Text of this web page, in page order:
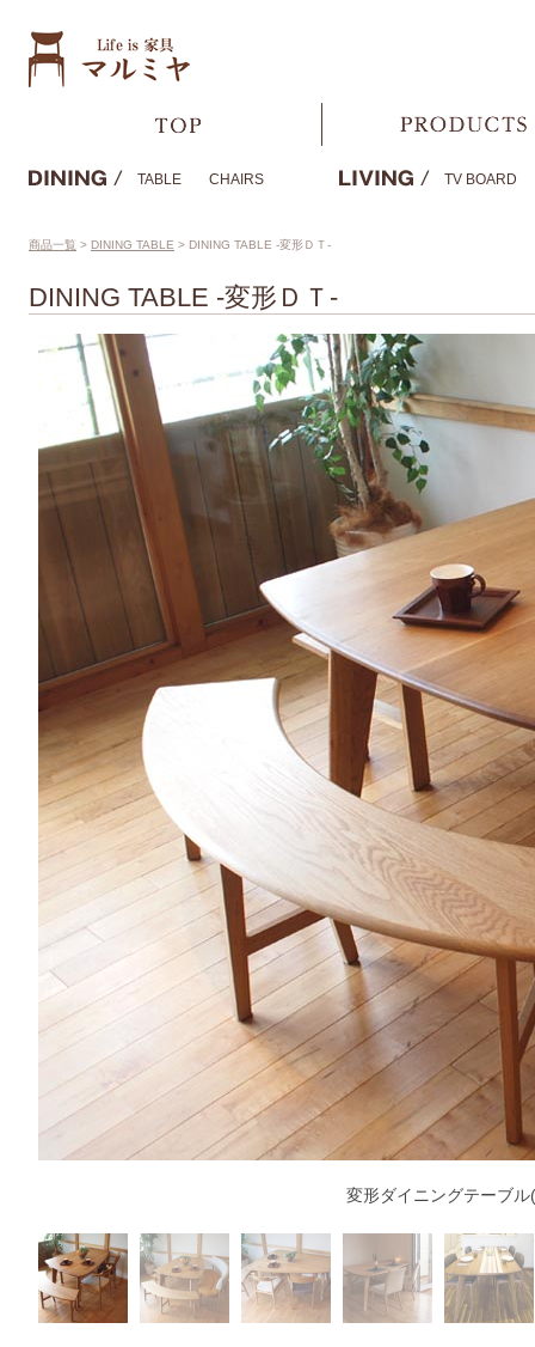
TABLE CHAIRS TV BOARD
商品一覧 > DINING TABLE > DINING TABLE -変形ＤＴ-
DINING TABLE -変形ＤＴ-
変形ダイニングテーブ